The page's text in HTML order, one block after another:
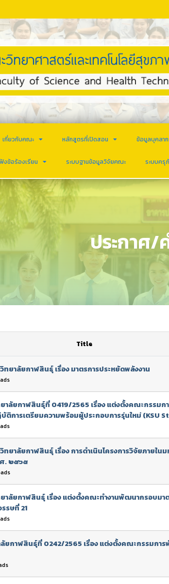
เกี่ยวกับคณะ หลักสูตรที่เปิดสอน ข้อมูลบุคลา
งข้อร้องเรียน ระบบฐานข้อมูลวิจัยคณะ ระบบครุ
ประกาศ/
Title
ทยาลัยกาฬสินธุ์ เรื่อง มาตรการประหยัดพลังงาน
าลัยกาฬสินธุ์ที่ 0419/2565 เรื่อง แต่งตั้งคณะกรรมกา
ติการเตรียมความพร้อมผู้ประกอบการรุ่นใหม่ (KSU
ทยาลัยกาฬสินธุ์ เรื่อง การดำเนินโครงการวิจัยภายใน
. ๒๕๖๕
าลัยกาฬสินธุ์ เรื่อง แต่งตั้งคณะทำงานพัฒนากรอบมา
รษที่ 21
ลัยกาฬสินธุ์ที่ 0242/2565 เรื่อง แต่งตั้งคณะกรรมกา